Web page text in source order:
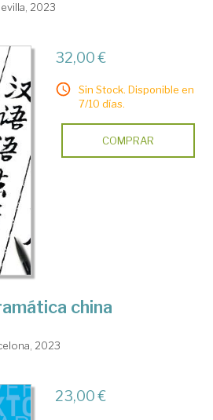
2023
32,00 €
Sin Stock. Disponible en
7/10 días.
COMPRAR
china
2023
23,00 €